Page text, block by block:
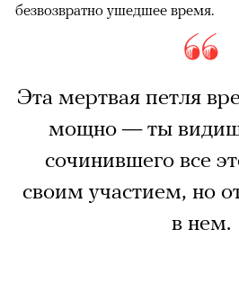
безвозвратно ушедшее время.
Эта мертвая петля
мощно — ты
сочинившего все
своим участием, но
в нем.